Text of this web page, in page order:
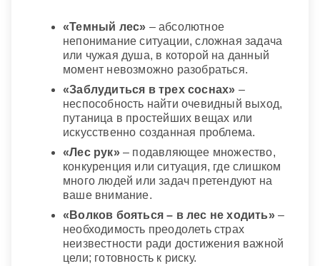
планов.
Лес в дыму — к страданиям от иллюзий и
предрассудков, лес в тумане символизирует
ваше нежелание лучше узнать себя, стремление
к заблуждениям.
Осинником, ельником идти — к мрачным и злым
мыслям, березняком — к доброму настрою
души,
сосняком — к думам о возвышенном. Для
молодой девушки гулять по лесу — к встрече с
суженым.
означает, что вас ожидает отдых с семьей на
природе.
Если вам приснилась зеленая лесополоса
«Темный лес» – абсолютное
непонимание ситуации, сложная задача
или чужая душа, в которой на данный
момент невозможно разобраться.
«Заблудиться в трех соснах» –
неспособность найти очевидный выход,
путаница в простейших вещах или
искусственно созданная проблема.
«Лес рук»– подавляющее множество,
конкуренция или ситуация, где слишком
много людей или задач претендуют на
ваше внимание.
«Волков бояться – в лес не ходить»–
необходимость преодолеть страх
неизвестности ради достижения важной
цели; готовность к риску.